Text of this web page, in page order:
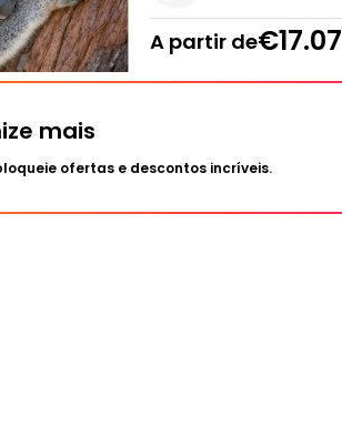
A partir de€17.07
mais
ofertas e descontos incríveis.